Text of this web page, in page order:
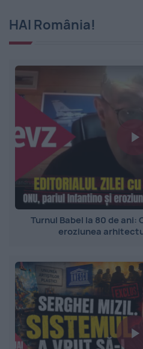
HAI România!
Turnul Babel la 80 de ani:
eroziunea